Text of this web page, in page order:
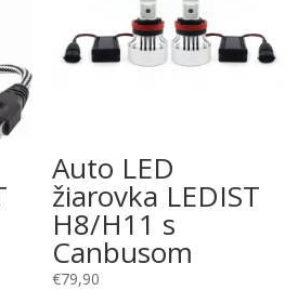
Auto LED
žiarovka LEDIST
H8/H11 s
Canbusom
€79,90